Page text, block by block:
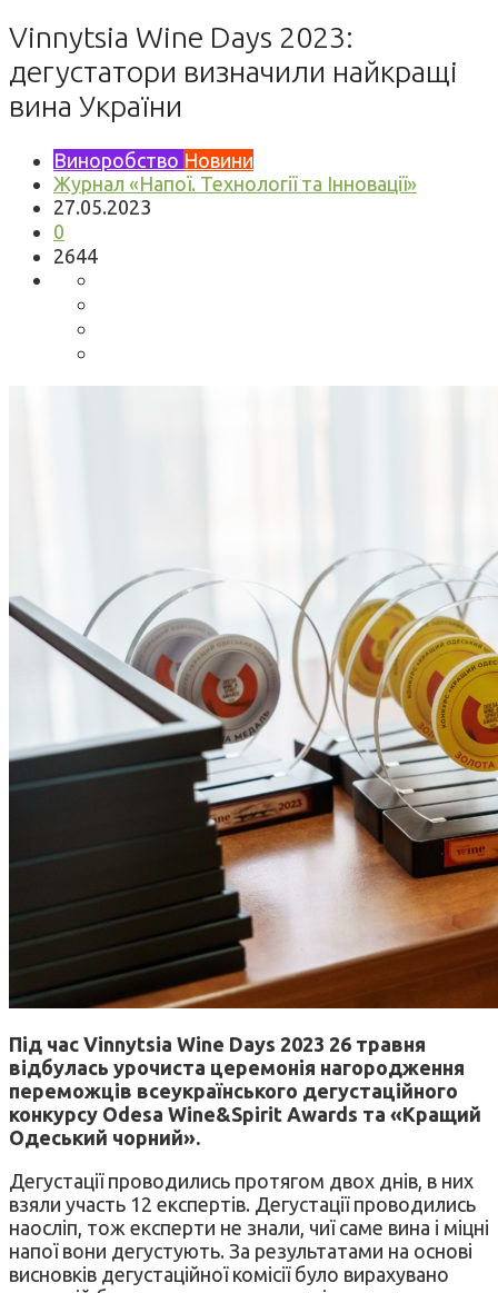
Vinnytsia Wine Days 2023:
дегустатори визначили найкращі
вина України
Виноробство Новини
Журнал «Напої. Технології та Інновації»
27.05.2023
0
2644
Під час Vinnytsia Wine Days 2023 26 травня
відбулась урочиста церемонія нагородження
переможців всеукраїнського дегустаційного
конкурсу Odesa Wine&Spirit Awards та «Кращий
Одеський чорний».
Дегустації проводились протягом двох днів, в них
взяли участь 12 експертів. Дегустації проводились
наосліп, тож експерти не знали, чиї саме вина і міцні
напої вони дегустують. За результатами на основі
висновків дегустаційної комісії було вирахувано